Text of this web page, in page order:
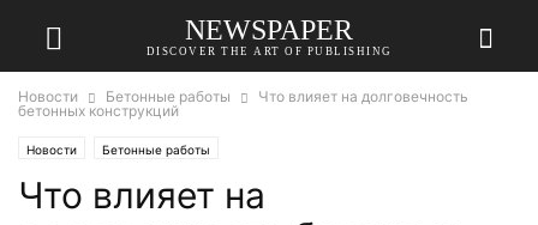
NEWSPAPER
DISCOVER THE ART OF PUBLISHING
Новости Бетонные работы
Что влияет на долговечность
бетонных конструкций
Новости Бетонные работы
Что влияет на